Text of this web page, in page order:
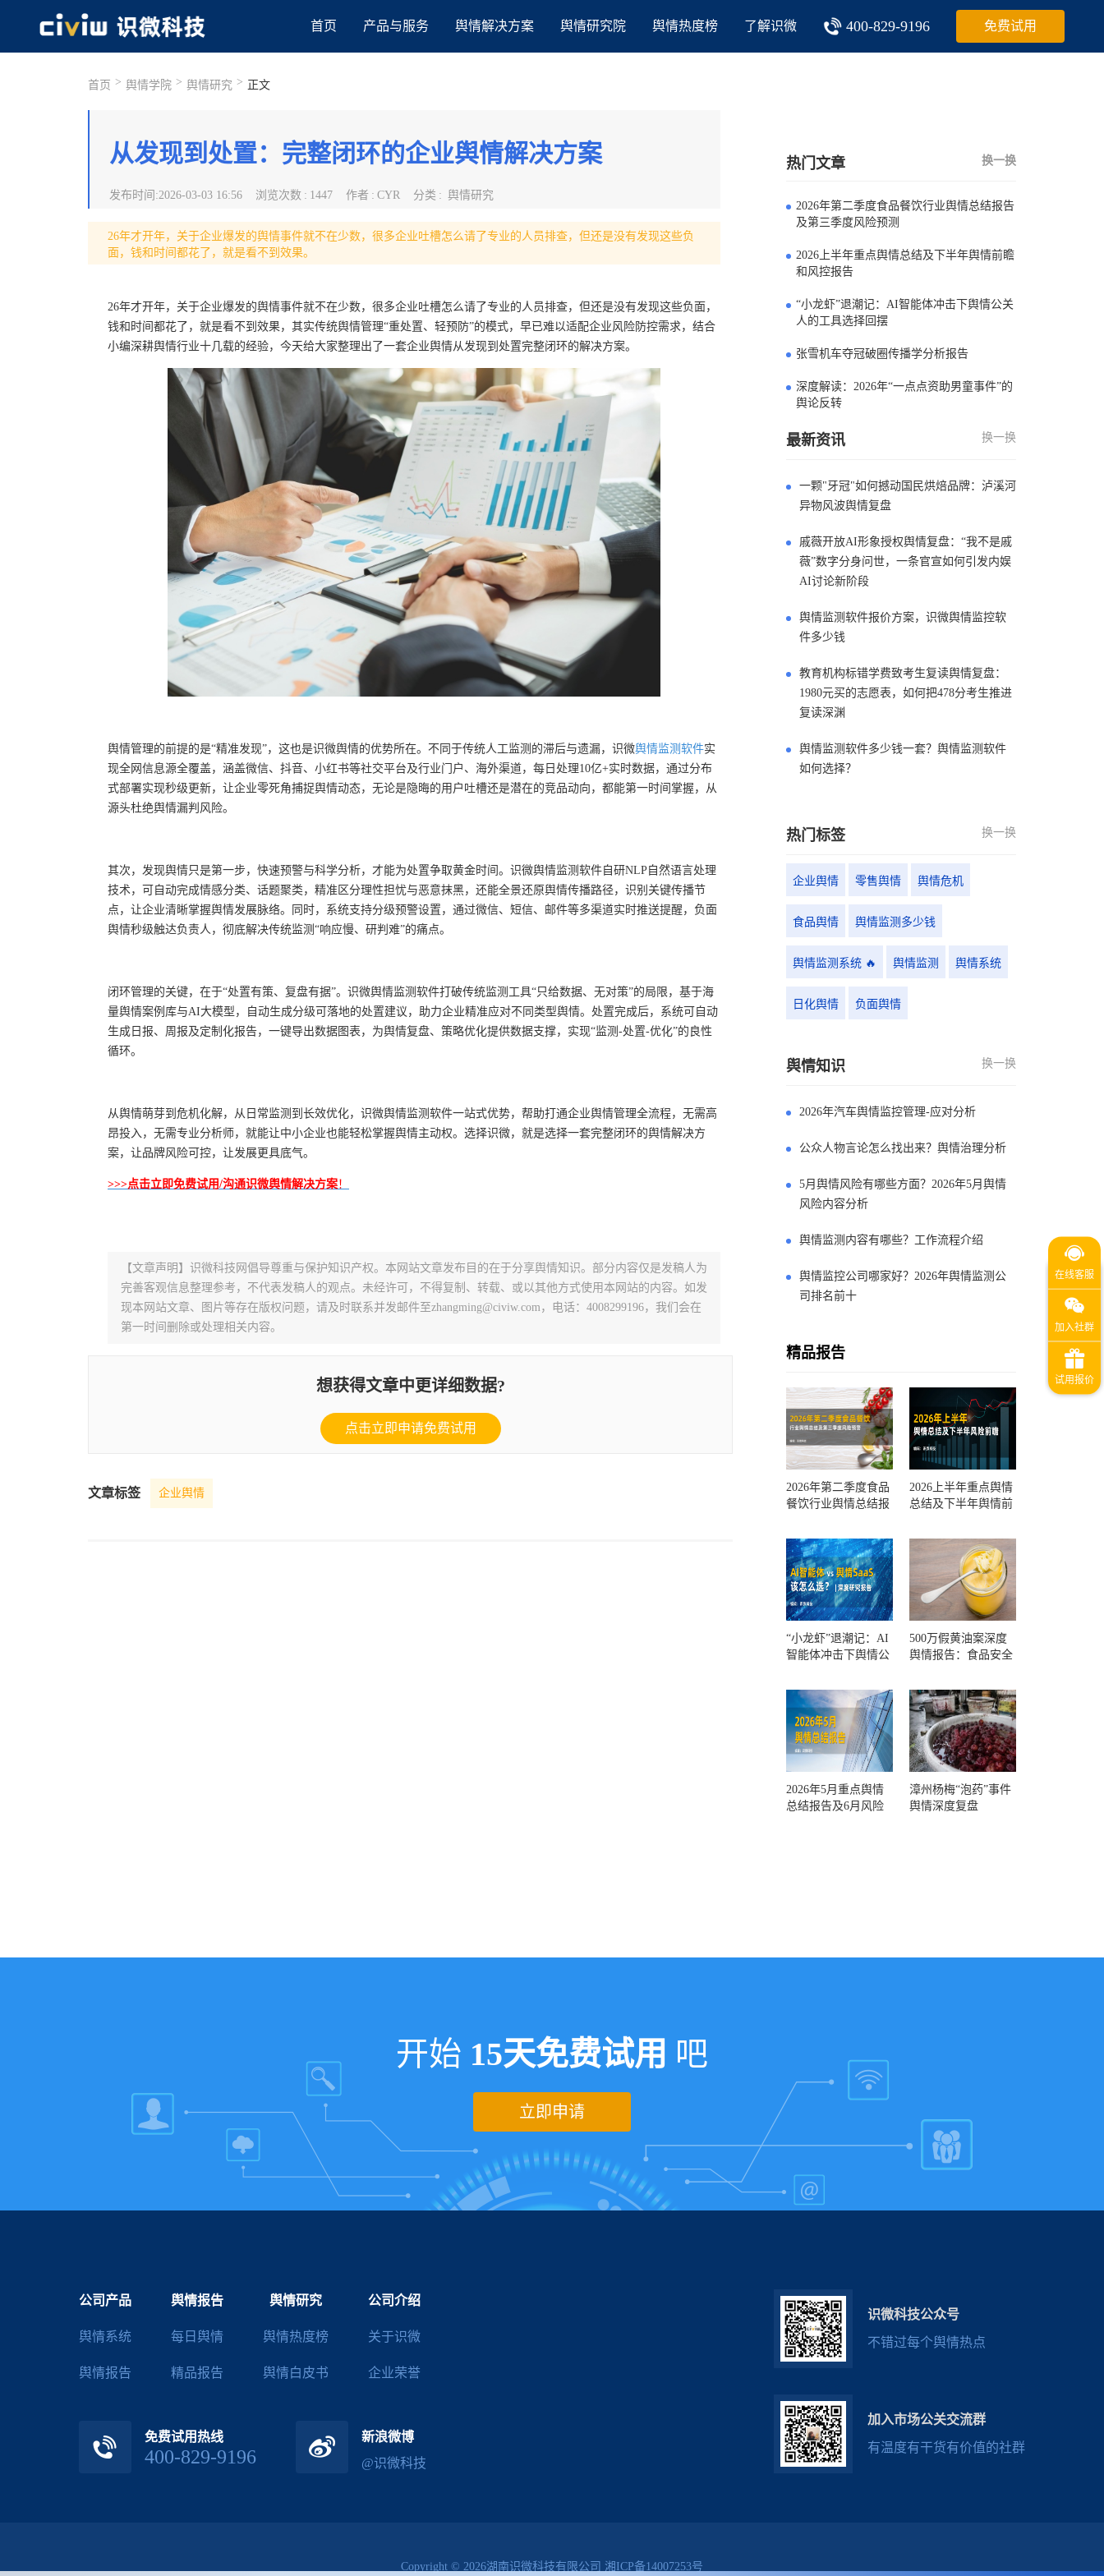
首页 产品与服务 舆情解决方案 舆情研究院 舆情热度榜 了解识微 400-829-9196 免费试用
首页 > 舆情学院 > 舆情研究 > 正文
从发现到处置：完整闭环的企业舆情解决方案
发布时间 :2026-03-03 16:56 浏览次数 : 1447 作者 : CYR 分类 : 舆情研究
26年才开年，关于企业爆发的舆情事件就不在少数，很多企业吐槽怎么请了专业的人员排查，但还是没有发现这些负
面，钱和时间都花了，就是看不到效果。
26年才开年，关于企业爆发的舆情事件就不在少数，很多企业吐槽怎么请了专业的人员排查，但还是没有发现这些负面，
钱和时间都花了，就是看不到效果，其实传统舆情管理“重处置、轻预防”的模式，早已难以适配企业风险防控需求，结合
小编深耕舆情行业十几载的经验，今天给大家整理出了一套企业舆情从发现到处置完整闭环的解决方案。
舆情管理的前提的是“精准发现”，这也是识微舆情的优势所在。不同于传统人工监测的滞后与遗漏，识微舆情监测软件实
现全网信息源全覆盖，涵盖微信、抖音、小红书等社交平台及行业门户、海外渠道，每日处理10亿+实时数据，通过分布
式部署实现秒级更新，让企业零死角捕捉舆情动态，无论是隐晦的用户吐槽还是潜在的竞品动向，都能第一时间掌握，从
源头杜绝舆情漏判风险。
其次，发现舆情只是第一步，快速预警与科学分析，才能为处置争取黄金时间。识微舆情监测软件自研NLP自然语言处理
技术，可自动完成情感分类、话题聚类，精准区分理性担忧与恶意抹黑，还能全景还原舆情传播路径，识别关键传播节
点，让企业清晰掌握舆情发展脉络。同时，系统支持分级预警设置，通过微信、短信、邮件等多渠道实时推送提醒，负面
舆情秒级触达负责人，彻底解决传统监测“响应慢、研判难”的痛点。
闭环管理的关键，在于“处置有策、复盘有据”。识微舆情监测软件打破传统监测工具“只给数据、无对策”的局限，基于海
量舆情案例库与AI大模型，自动生成分级可落地的处置建议，助力企业精准应对不同类型舆情。处置完成后，系统可自动
生成日报、周报及定制化报告，一键导出数据图表，为舆情复盘、策略优化提供数据支撑，实现“监测-处置-优化”的良性
循环。
从舆情萌芽到危机化解，从日常监测到长效优化，识微舆情监测软件一站式优势，帮助打通企业舆情管理全流程，无需高
昂投入，无需专业分析师，就能让中小企业也能轻松掌握舆情主动权。选择识微，就是选择一套完整闭环的舆情解决方
案，让品牌风险可控，让发展更具底气。
>>>点击立即免费试用/沟通识微舆情解决方案！
【文章声明】识微科技网倡导尊重与保护知识产权。本网站文章发布目的在于分享舆情知识。部分内容仅是发稿人为
完善客观信息整理参考，不代表发稿人的观点。未经许可，不得复制、转载、或以其他方式使用本网站的内容。如发
现本网站文章、图片等存在版权问题，请及时联系并发邮件至zhangming@civiw.com，电话：4008299196，我们会在
第一时间删除或处理相关内容。
想获得文章中更详细数据?
点击立即申请免费试用
文章标签 企业舆情
热门文章 换一换
2026年第二季度食品餐饮行业舆情总结报告
及第三季度风险预测
2026上半年重点舆情总结及下半年舆情前瞻
和风控报告
“小龙虾”退潮记：AI智能体冲击下舆情公关
人的工具选择回摆
张雪机车夺冠破圈传播学分析报告
深度解读：2026年“一点点资助男童事件”的
舆论反转
最新资讯 换一换
一颗"牙冠"如何撼动国民烘焙品牌：泸溪河
异物风波舆情复盘
戚薇开放AI形象授权舆情复盘：“我不是戚
薇”数字分身问世，一条官宣如何引发内娱
AI讨论新阶段
舆情监测软件报价方案，识微舆情监控软
件多少钱
教育机构标错学费致考生复读舆情复盘：
1980元买的志愿表，如何把478分考生推进
复读深渊
舆情监测软件多少钱一套？舆情监测软件
如何选择？
热门标签 换一换
企业舆情 零售舆情 舆情危机
食品舆情 舆情监测多少钱
舆情监测系统 🔥 舆情监测 舆情系统
日化舆情 负面舆情
舆情知识 换一换
2026年汽车舆情监控管理-应对分析
公众人物言论怎么找出来？舆情治理分析
5月舆情风险有哪些方面？2026年5月舆情
风险内容分析
舆情监测内容有哪些？工作流程介绍
舆情监控公司哪家好？2026年舆情监测公
司排名前十
精品报告
2026年第二季度食品
餐饮行业舆情总结报
测
2026上半年重点舆情
总结及下半年舆情前
“小龙虾”退潮记：AI
智能体冲击下舆情公
500万假黄油案深度
舆情报告：食品安全
一环？
2026年5月重点舆情
总结报告及6月风险
漳州杨梅“泡药”事件
舆情深度复盘
开始 15天免费试用 吧
立即申请
公司产品
舆情系统
舆情报告
舆情报告
每日舆情
精品报告
舆情研究
舆情热度榜
舆情白皮书
公司介绍
关于识微
企业荣誉
免费试用热线
400-829-9196
新浪微博
@识微科技
识微科技公众号
不错过每个舆情热点
加入市场公关交流群
有温度有干货有价值的社群
Copyright © 2026湖南识微科技有限公司 湘ICP备14007253号